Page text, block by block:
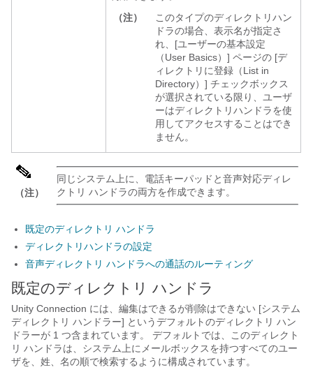
（注）
このタイプのディレクトリハン
ドラの場合、表示名が指定さ
れ、[ユーザーの基本設定
（User Basics）] ページの [デ
ィレクトリに登録（List in
Directory）] チェックボックス
が選択されている限り、ユーザ
ーはディレクトリハンドラを使
用してアクセスすることはでき
ません。
（注）
同じシステム上に、電話キーパッドと音声対応ディレ
クトリ ハンドラの両方を作成できます。
既定のディレクトリ ハンドラ
ディレクトリハンドラの設定
音声ディレクトリ ハンドラへの通話のルーティング
既定のディレクトリ ハンドラ
Unity Connection には、編集はできるが削除はできない [システム
ディレクトリ ハンドラー] というデフォルトのディレクトリ ハン
ドラーが 1 つ含まれています。 デフォルトでは、このディレクト
リ ハンドラは、システム上にメールボックスを持つすべてのユー
ザを、姓、名の順で検索するように構成されています。